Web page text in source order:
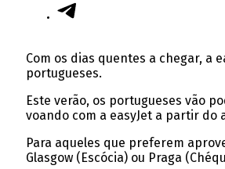
Com os dias quentes a chegar, a
portugueses.
Este verão, os portugueses vão
voando com a easyJet a partir do
Para aqueles que preferem
Glasgow (Escócia) ou Praga